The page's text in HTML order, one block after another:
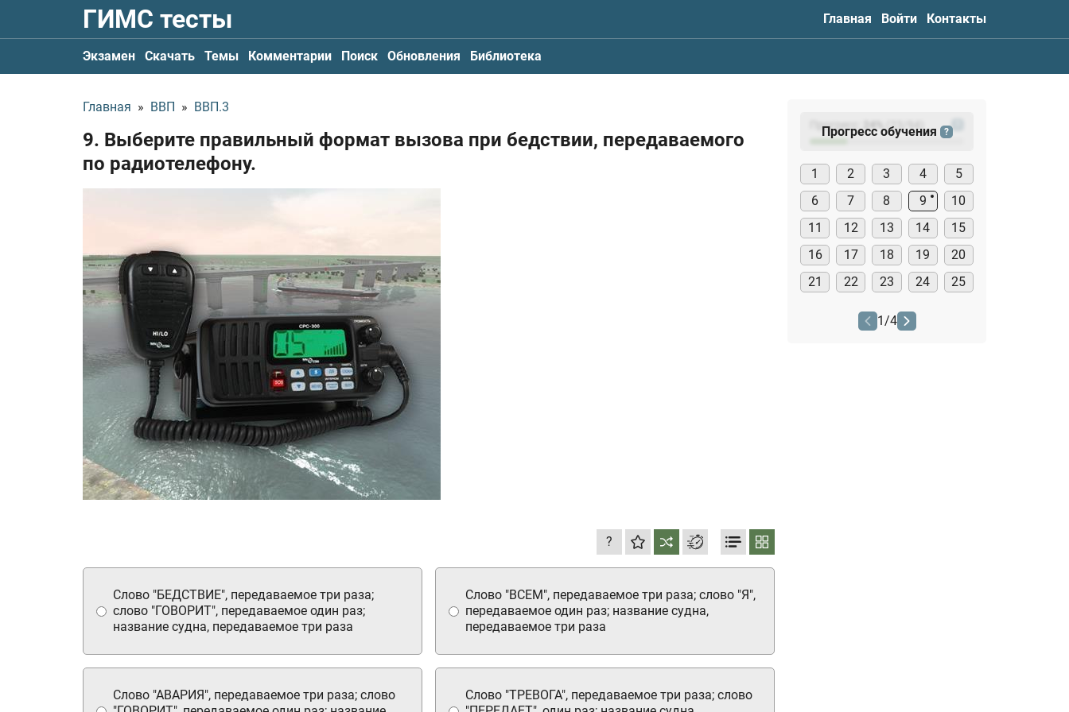
ГИМС тесты Главная Войти Контакты
Экзамен Скачать Темы Комментарии Поиск Обновления Библиотека
Главная » ВВП » ВВП.3
9. Выберите правильный формат вызова при бедствии, передаваемого
по радиотелефону.
?
Слово "ТРЕВОГА", передаваемое три раза; слово
Слово "ВСЕМ", передаваемое три раза; слово "Я",
передаваемое один раз; название судна,
передаваемое три раза
Слово "АВАРИЯ", передаваемое три раза; слово
Слово "БЕДСТВИЕ", передаваемое три раза;
слово "ГОВОРИТ", передаваемое один раз;
название судна, передаваемое три раза
Прогресс: (23
Прогресс обучения ?
1 2 3 4
5
6
7 8 9
10
11
12 13 14
15
16
17 18 19
20
21
22 23 24 25
1/4